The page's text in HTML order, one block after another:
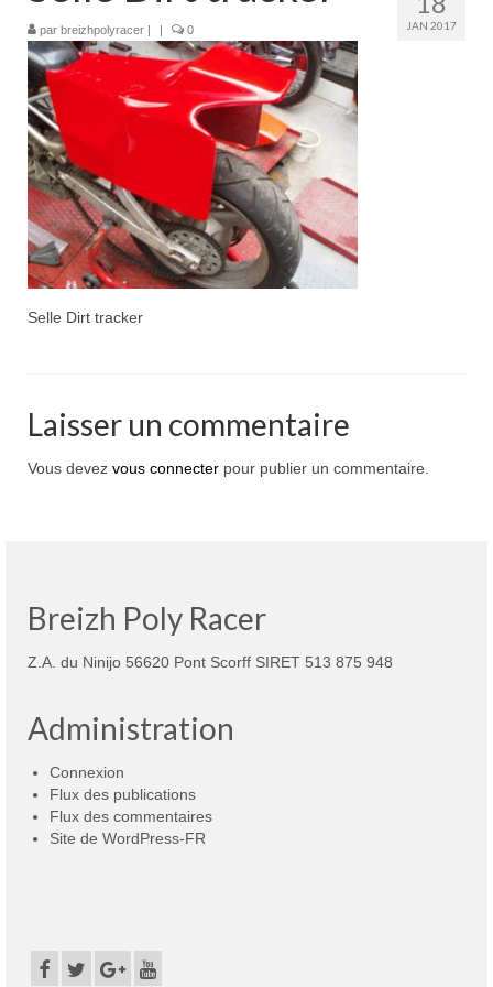
Boutique
Projets en cours
Mon compte
Mon panier
Nous contacter
Nous situer
JAN 2017
par breizhpolyracer 0
Selle Dirt tracker
Laisser un commentaire
Vous devez vous connecter pour publier un commentaire.
Breizh Poly Racer
Z.A. du Ninijo 56620 Pont Scorff SIRET 513 875 948
Administration
Connexion
Flux des publications
Flux des commentaires
Site de WordPress-FR